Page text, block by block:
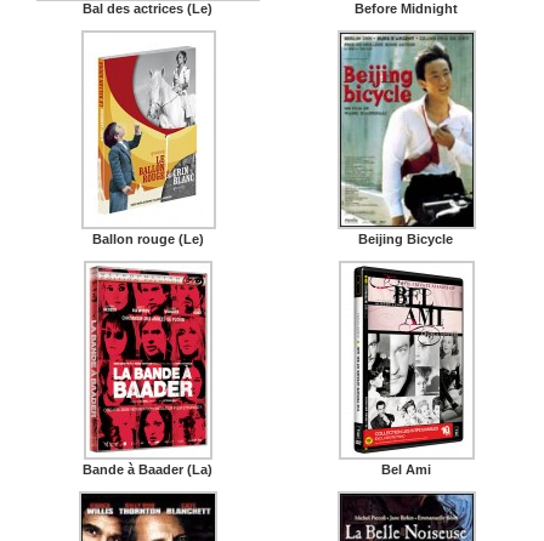
Bal des actrices (Le)
Ballon rouge (Le)
Bande à Baader (La)
Before Midnight
Beijing Bicycle
Bel Ami